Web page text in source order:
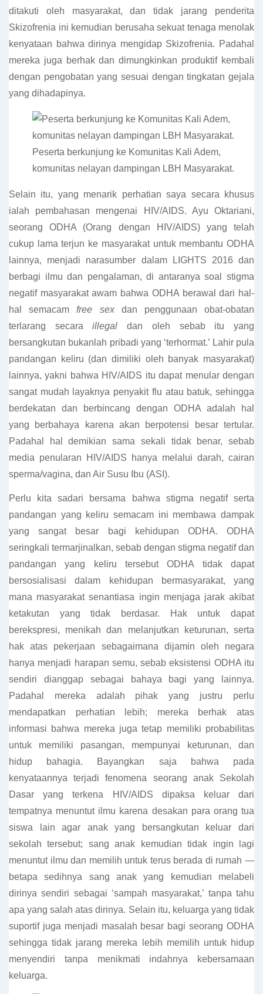
ditakuti oleh masyarakat, dan tidak jarang penderita
Skizofrenia ini kemudian berusaha sekuat tenaga menolak
kenyataan bahwa dirinya mengidap Skizofrenia. Padahal
mereka juga berhak dan dimungkinkan produktif kembali
dengan pengobatan yang sesuai dengan tingkatan gejala
yang dihadapinya.
Peserta berkunjung ke Komunitas Kali Adem,
komunitas nelayan dampingan LBH Masyarakat.
Selain itu, yang menarik perhatian saya secara khusus
ialah pembahasan mengenai HIV/AIDS. Ayu Oktariani,
seorang ODHA (Orang dengan HIV/AIDS) yang telah
cukup lama terjun ke masyarakat untuk membantu ODHA
lainnya, menjadi narasumber dalam LIGHTS 2016 dan
berbagi ilmu dan pengalaman, di antaranya soal stigma
negatif masyarakat awam bahwa ODHA berawal dari hal-
hal semacamfree sexdan penggunaan obat-obatan
terlarang secaraillegal dan oleh sebab itu yang
bersangkutan bukanlah pribadi yang ‘terhormat.’ Lahir pula
pandangan keliru (dan dimiliki oleh banyak masyarakat)
lainnya, yakni bahwa HIV/AIDS itu dapat menular dengan
sangat mudah layaknya penyakit flu atau batuk, sehingga
berdekatan dan berbincang dengan ODHA adalah hal
yang berbahaya karena akan berpotensi besar tertular.
Padahal hal demikian sama sekali tidak benar, sebab
media penularan HIV/AIDS hanya melalui darah, cairan
sperma/vagina, dan Air Susu Ibu (ASI).
Perlu kita sadari bersama bahwa stigma negatif serta
pandangan yang keliru semacam ini membawa dampak
yang sangat besar bagi kehidupan ODHA. ODHA
seringkali termarjinalkan, sebab dengan stigma negatif dan
pandangan yang keliru tersebut ODHA tidak dapat
bersosialisasi dalam kehidupan bermasyarakat, yang
mana masyarakat senantiasa ingin menjaga jarak akibat
ketakutan yang tidak berdasar. Hak untuk dapat
berekspresi, menikah dan melanjutkan keturunan, serta
hak atas pekerjaan sebagaimana dijamin oleh negara
hanya menjadi harapan semu, sebab eksistensi ODHA itu
sendiri dianggap sebagai bahaya bagi yang lainnya.
Padahal mereka adalah pihak yang justru perlu
mendapatkan perhatian lebih; mereka berhak atas
informasi bahwa mereka juga tetap memiliki probabilitas
untuk memiliki pasangan, mempunyai keturunan, dan
hidup bahagia. Bayangkan saja bahwa pada
kenyataannya terjadi fenomena seorang anak Sekolah
Dasar yang terkena HIV/AIDS dipaksa keluar dari
tempatnya menuntut ilmu karena desakan para orang tua
siswa lain agar anak yang bersangkutan keluar dari
sekolah tersebut; sang anak kemudian tidak ingin lagi
menuntut ilmu dan memilih untuk terus berada di rumah —
betapa sedihnya sang anak yang kemudian melabeli
dirinya sendiri sebagai ‘sampah masyarakat,’ tanpa tahu
apa yang salah atas dirinya. Selain itu, keluarga yang tidak
suportif juga menjadi masalah besar bagi seorang ODHA
sehingga tidak jarang mereka lebih memilih untuk hidup
menyendiri tanpa menikmati indahnya kebersamaan
keluarga.